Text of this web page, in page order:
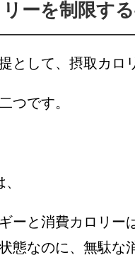
リーを制限す
として、摂取カロ
つです。
ーと消費カロリー
態なのに、無駄な